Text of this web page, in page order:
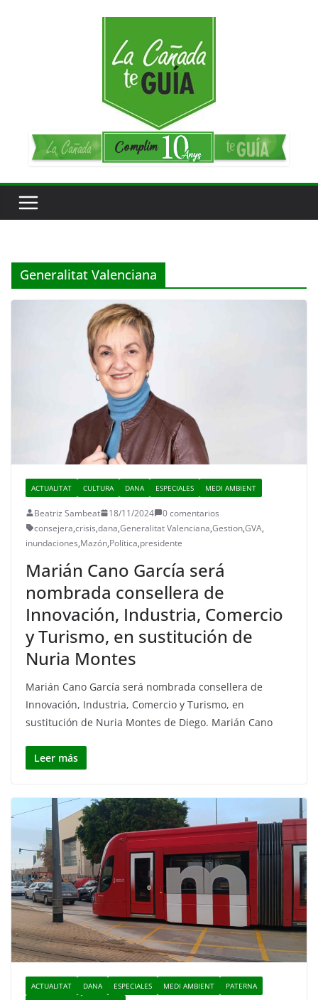
Generalitat Valenciana
ACTUALITAT CULTURA DANA ESPECIALES MEDI AMBIENT
Beatriz Sambeat 18/11/2024
0 comentarios
consejera,crisis,dana,Generalitat Valenciana,Gestion,GVA,
inundaciones,Mazón,Política,presidente
Marián Cano García será
nombrada consellera de
Innovación, Industria, Comercio
y Turismo, en sustitución de
Nuria Montes
Marián Cano García será nombrada consellera de
Innovación, Industria, Comercio y Turismo, en
sustitución de Nuria Montes de Diego. Marián Cano
Leer más
ACTUALITAT DANA ESPECIALES MEDI AMBIENT
PATERNA